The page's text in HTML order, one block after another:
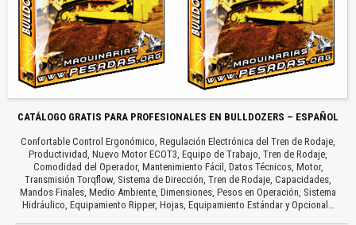
CATÁLOGO GRATIS PARA PROFESIONALES EN BULLDOZERS – ESPAÑOL
Confortable Control Ergonómico, Regulación Electrónica del Tren de Rodaje,
Productividad, Nuevo Motor ECOT3, Equipo de Trabajo, Tren de Rodaje,
Comodidad del Operador, Mantenimiento Fácil, Datos Técnicos, Motor,
Transmisión Torqflow, Sistema de Dirección, Tren de Rodaje, Capacidades,
Mandos Finales, Medio Ambiente, Dimensiones, Pesos en Operación, Sistema
Hidráulico, Equipamiento Ripper, Hojas, Equipamiento Estándar y Opcional…